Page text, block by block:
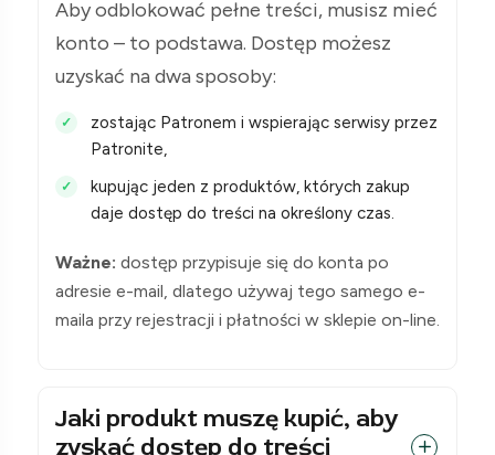
Aby odblokować pełne treści, musisz mieć
konto – to podstawa. Dostęp możesz
uzyskać na dwa sposoby:
zostając Patronem i wspierając serwisy przez
Patronite,
kupując jeden z produktów, których zakup
daje dostęp do treści na określony czas.
Ważne: dostęp przypisuje się do konta po
adresie e-mail, dlatego używaj tego samego e-
maila przy rejestracji i płatności w sklepie on-line.
Jaki produkt muszę kupić, aby
zyskać dostęp do treści